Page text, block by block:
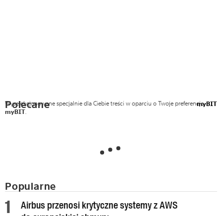
Polecane myBIT
Wyselekcjonowane specjalnie dla Ciebie treści w oparciu o Twoje preferencje
myBIT.
Popularne
Airbus przenosi krytyczne systemy z AWS